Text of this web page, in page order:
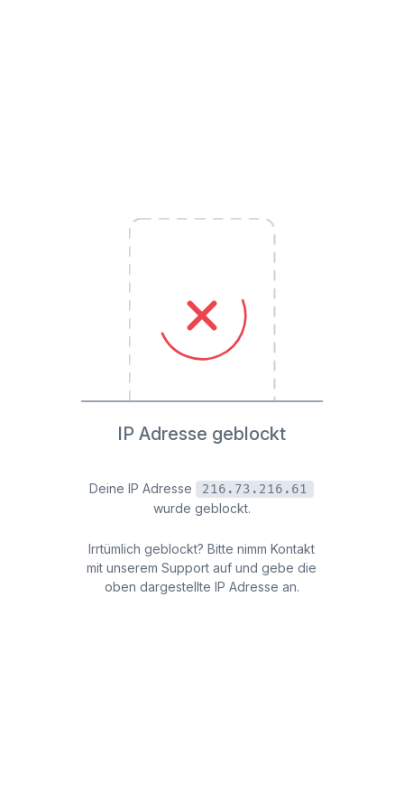
IP Adresse geblockt
Deine IP Adresse
216.73.216.61
wurde geblockt.
Irrtümlich geblockt? Bitte nimm Kontakt
mit unserem Support auf und gebe die
oben dargestellte IP Adresse an.